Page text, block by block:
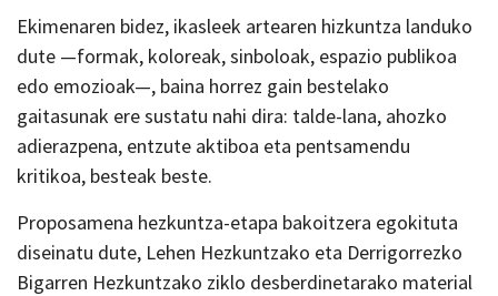
Ekimenaren bidez, ikasleek artearen hizkuntza landuko
dute —formak, koloreak, sinboloak, espazio publikoa
edo emozioak—, baina horrez gain bestelako
gaitasunak ere sustatu nahi dira: talde-lana, ahozko
adierazpena, entzute aktiboa eta pentsamendu
kritikoa, besteak beste.
Proposamena hezkuntza-etapa bakoitzera egokituta
diseinatu dute, Lehen Hezkuntzako eta Derrigorrezko
Bigarren Hezkuntzako ziklo desberdinetarako material